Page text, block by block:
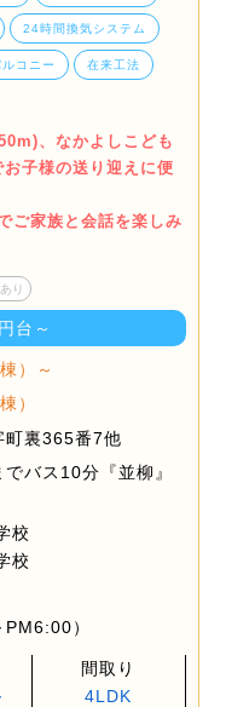
24時間換気システム
コニー 在来工法
、なかよしこども
子様の送り迎えに便
ご家族と会話を楽しみ
り
台～
）～
）
町裏365番7他
バス10分『並柳』
校
校
）
間取り
4LDK